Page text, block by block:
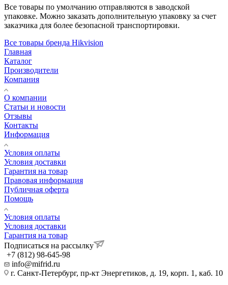
Все товары по умолчанию отправляются в заводской
упаковке. Можно заказать дополнительную упаковку за счет
заказчика для более безопасной транспортировки.
Все товары бренда Hikvision
Главная
Каталог
Производители
Компания
О компании
Статьи и новости
Отзывы
Контакты
Информация
Условия оплаты
Условия доставки
Гарантия на товар
Правовая информация
Публичная оферта
Помощь
Условия оплаты
Условия доставки
Гарантия на товар
Подписаться на рассылку
+7 (812) 98-645-98
info@mifrid.ru
г. Санкт-Петербург, пр-кт Энергетиков, д. 19, корп. 1, каб. 10